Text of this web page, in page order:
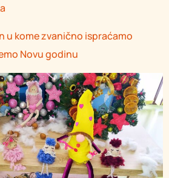
u kome zvanično ispraćamo
Novu godinu